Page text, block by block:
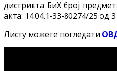
дистрикта БиХ број
акта: 14.04.1-33-80274/25 од
Листу можете погледати